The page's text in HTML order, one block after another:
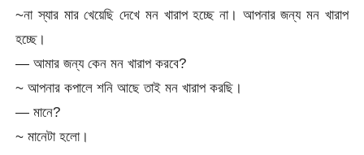
~না স্যার মার খেয়েছি দেখে মন খারাপ হচ্ছে না। আপনার জন্য মন খারাপ
হচ্ছে।
— আমার জন্য কেন মন খারাপ করবে?
~ আপনার কপালে শনি আছে তাই মন খারাপ করছি।
— মানে?
~ মানেটা হলো।